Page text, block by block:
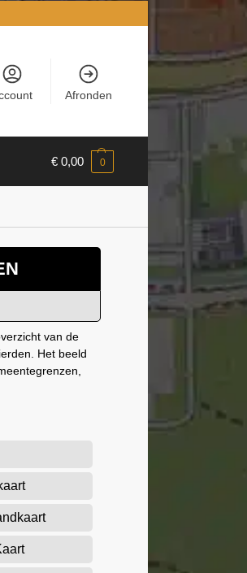
Afronden
€ 0,00 0
van de
Het beeld